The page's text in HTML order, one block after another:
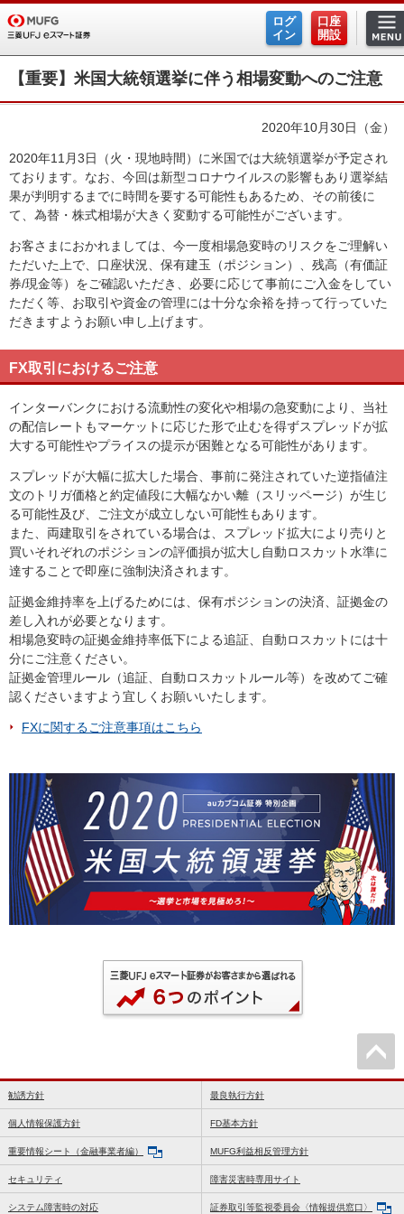
ログ
イン
口座
開設
【重要】米国大統領選挙に伴う相場変動へのご注意
2020年10月30日（金）
2020年11月3日（火・現地時間）に米国では大統領選挙が予定され
ております。なお、今回は新型コロナウイルスの影響もあり選挙結
果が判明するまでに時間を要する可能性もあるため、その前後に
て、為替・株式相場が大きく変動する可能性がございます。
お客さまにおかれましては、今一度相場急変時のリスクをご理解い
ただいた上で、口座状況、保有建玉（ポジション）、残高（有価証
券/現金等）をご確認いただき、必要に応じて事前にご入金をしてい
ただく等、お取引や資金の管理には十分な余裕を持って行っていた
だきますようお願い申し上げます。
FX取引におけるご注意
インターバンクにおける流動性の変化や相場の急変動により、当社
の配信レートもマーケットに応じた形で止むを得ずスプレッドが拡
大する可能性やプライスの提示が困難となる可能性があります。
スプレッドが大幅に拡大した場合、事前に発注されていた逆指値注
文のトリガ価格と約定値段に大幅なかい離（スリッページ）が生じ
る可能性及び、ご注文が成立しない可能性もあります。
また、両建取引をされている場合は、スプレッド拡大により売りと
買いそれぞれのポジションの評価損が拡大し自動ロスカット水準に
達することで即座に強制決済されます。
証拠金維持率を上げるためには、保有ポジションの決済、証拠金の
差し入れが必要となります。
相場急変時の証拠金維持率低下による追証、自動ロスカットには十
分にご注意ください。
証拠金管理ルール（追証、自動ロスカットルール等）を改めてご確
認くださいますよう宜しくお願いいたします。
FXに関するご注意事項はこちら
勧誘方針 最良執行方針
個人情報保護方針 FD基本方針
重要情報シート（金融事業者編） MUFG利益相反管理方針
セキュリティ 障害災害時専用サイト
システム障害時の対応 証券取引等監視委員会〈情報提供窓口〉